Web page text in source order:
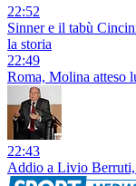
22:52
Sinner e il tabù
la storia
22:49
Roma, Molina atteso
22:43
Addio a Livio